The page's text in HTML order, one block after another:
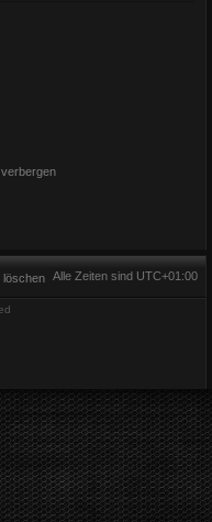
Alle Zeiten sind UTC+01:00
löschen